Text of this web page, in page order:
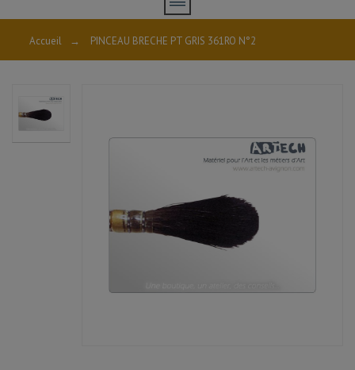
Accueil → PINCEAU BRECHE PT GRIS 361RO N°2